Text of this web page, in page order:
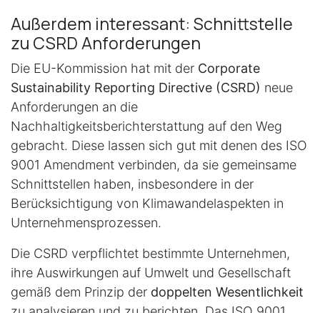
Außerdem interessant: Schnittstelle
zu CSRD Anforderungen
Die EU-Kommission hat mit der Corporate
Sustainability Reporting Directive (CSRD) neue
Anforderungen an die
Nachhaltigkeitsberichterstattung auf den Weg
gebracht. Diese lassen sich gut mit denen des ISO
9001 Amendment verbinden, da sie gemeinsame
Schnittstellen haben, insbesondere in der
Berücksichtigung von Klimawandelaspekten in
Unternehmensprozessen.
Die CSRD verpflichtet bestimmte Unternehmen,
ihre Auswirkungen auf Umwelt und Gesellschaft
gemäß dem Prinzip der doppelten Wesentlichkeit